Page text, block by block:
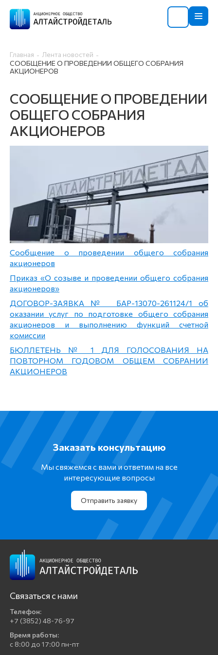
Главная
Лента новостей
СООБЩЕНИЕ О ПРОВЕДЕНИИ ОБЩЕГО СОБРАНИЯ
АКЦИОНЕРОВ
СООБЩЕНИЕ О ПРОВЕДЕНИИ
ОБЩЕГО СОБРАНИЯ
АКЦИОНЕРОВ
Сообщение о проведении общего собрания
акционеров
Приказ «О созыве и проведении общего собрания
акционеров»
ДОГОВОР-ЗАЯВКА № БАР-13070-261124/1 об
оказании услуг по подготовке общего собрания
акционеров и выполнению функций счетной
комиссии
БЮЛЛЕТЕНЬ № 1 ДЛЯ ГОЛОСОВАНИЯ НА
ПОВТОРНОМ ГОДОВОМ ОБЩЕМ СОБРАНИИ
АКЦИОНЕРОВ
Заказать консультацию
Мы свяжемся с вами и ответим на все
интересующие вопросы
Отправить заявку
Связаться с нами
Телефон:
+7 (3852) 48-76-97
Время работы:
с 8:00 до 17:00 пн-пт